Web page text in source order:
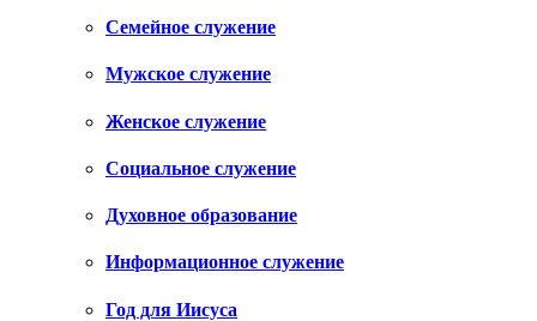
Семейное служение
Мужское служение
Женское служение
Социальное служение
Духовное образование
Информационное служение
Год для Иисуса